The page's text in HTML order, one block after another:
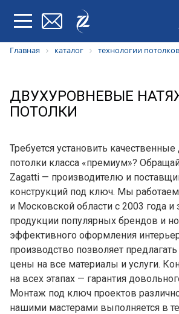
Главная каталог технологии потолков
ДВУХУРОВНЕВЫЕ
ПОТОЛКИ
Требуется установить
потолки класса «премиум»?
Zagatti — производителю и
конструкций под ключ. Мы
и Московской области с 2003 года и
продукции популярных брендов и
эффективного оформления
производство позволяет
цены на все материалы и услуги.
на всех этапах — гарантия
Монтаж под ключ проектов
нашими мастерами выполняется в